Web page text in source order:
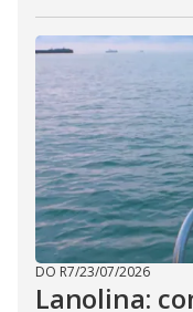
DO R7/23/07/2026
Lanolina: